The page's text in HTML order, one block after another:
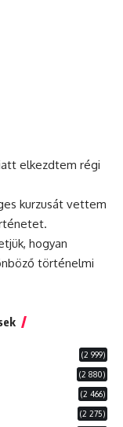
elkezdtem régi
kurzusát vettem
hogyan
történelmi
(2 999)
(2 880)
(2 466)
(2 275)